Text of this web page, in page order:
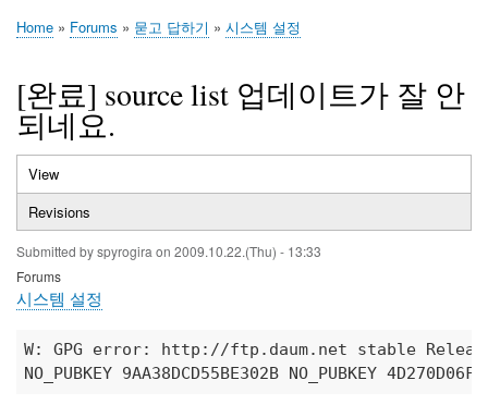
Home
알리는 말씀
최근 게시물
위키 문서
미러 서버
Breadcrumb
Home Forums 묻고 답하기 시스템 설정
[완료] source list 업데이트가 잘 안
되네요.
Primary
tabs
View
tab)
Revisions
Submitted byspyrogira on 2009.10.22.(Thu) - 13:33
Forums
시스템 설정
W: GPG error: http://ftp.daum.net stable Release:
NO _PUBKEY 9AA38DCD55BE302B NO_ PUBKEY